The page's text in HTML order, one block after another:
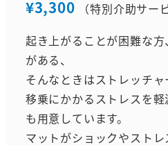
¥3,300 （特別介助サー
起き上がることが困難な
がある、
そんなときはストレッチャ
移乗にかかるストレスを
も用意しています。
マットがショックやストレ